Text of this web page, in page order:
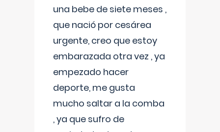
una bebe de siete meses ,
que nació por cesárea
urgente, creo que estoy
embarazada otra vez , ya
empezado hacer
deporte, me gusta
mucho saltar a la comba
, ya que sufro de